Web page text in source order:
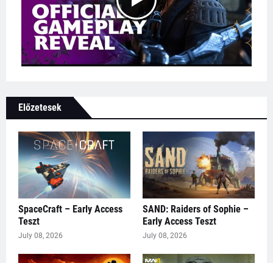
Előzetesek
SpaceCraft – Early Access
Teszt
July 08, 2026
SAND: Raiders of Sophie –
Early Access Teszt
July 08, 2026